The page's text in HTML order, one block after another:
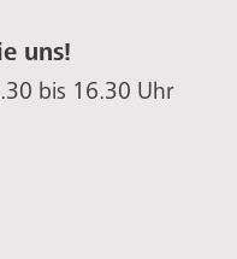
uns!
bis 16.30 Uhr